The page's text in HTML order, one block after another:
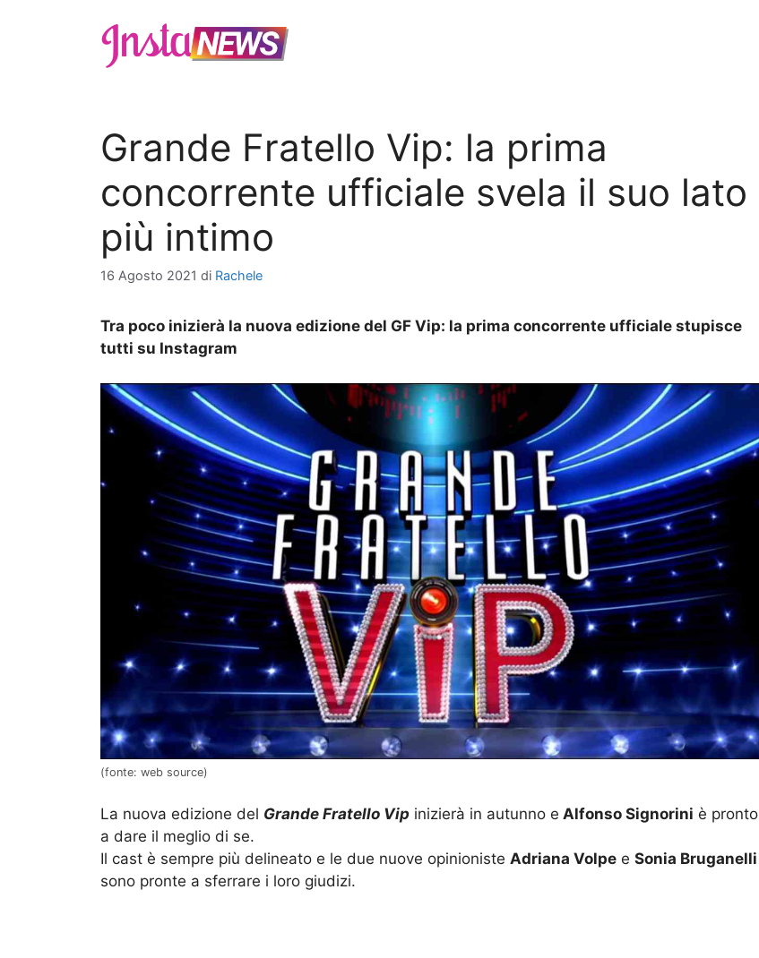
Grande Fratello Vip: la prima
concorrente ufficiale svela il suo lato
più intimo
16 Agosto 2021 di Rachele
Tra poco inizierà la nuova edizione del GF Vip: la prima concorrente ufficiale stupisce
tutti su Instagram
(fonte: web source)
La nuova edizione del Grande Fratello Vip inizierà in autunno e Alfonso Signorini è pronto
a dare il meglio di se.
Il cast è sempre più delineato e le due nuove opinioniste Adriana Volpe e Sonia Bruganelli
sono pronte a sferrare i loro giudizi.